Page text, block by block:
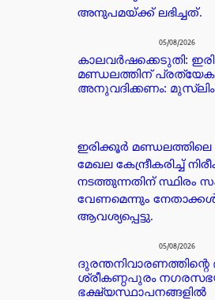
അനുപമയ്ക്ക് ലഭിച്ചത്.
05/08/2026
കാലവർഷക്കെടുതി:
മണ്ഡലത്തിന് പ്രത്യേക
അനുവദിക്കണം: മുസ്ലിം
ഇരിക്കൂർ
മേഖല കേന്ദ്രീകരിച്ച്
നടത്തുന്നതിന് സ്ഥിരം
വേണമെന്നും
ആവശ്യപ്പെട്ടു.
05/08/2026
ദുരന്തനിവാരണത്തിന്റെ
ശ്രീകണ്ഠപുരം
ഭക്ഷ്യസ്ഥാപനങ്ങളിൽ